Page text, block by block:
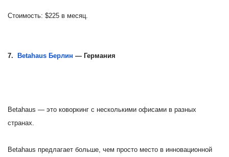
Стоимость: $225 в месяц.
7. Betahaus Берлин — Германия
Betahaus — это коворкинг с несколькими офисами в разных
странах.
Betahaus предлагает больше, чем просто место в инновационной